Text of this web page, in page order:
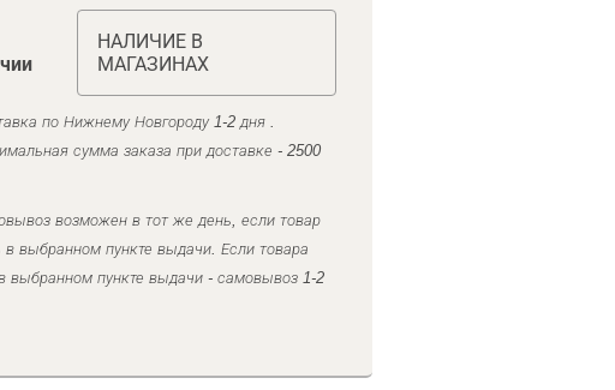
НАЛИЧИЕ В
МАГАЗИНАХ
по Нижнему Новгороду 1-2 дня .
сумма заказа при доставке - 2500
возможен в тот же день, если товар
в выбранном пункте выдачи. Если товара
выбранном пункте выдачи - самовывоз 1-2